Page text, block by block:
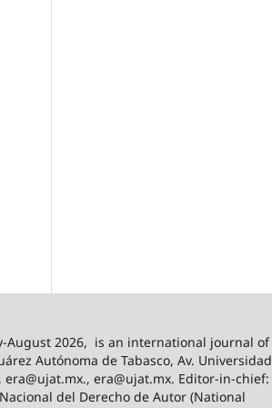
August 2026, is an international journal of
Autónoma de Tabasco, Av. Universidad
era@ujat.mx., era@ujat.mx. Editor-in-chief:
del Derecho de Autor (National